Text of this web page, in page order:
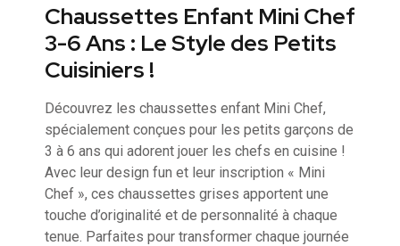
Chaussettes Enfant Mini Chef
3-6 Ans : Le Style des Petits
Cuisiniers !
Découvrez les chaussettes enfant Mini Chef,
spécialement conçues pour les petits garçons de
3 à 6 ans qui adorent jouer les chefs en cuisine !
Avec leur design fun et leur inscription « Mini
Chef », ces chaussettes grises apportent une
touche d’originalité et de personnalité à chaque
tenue. Parfaites pour transformer chaque journée